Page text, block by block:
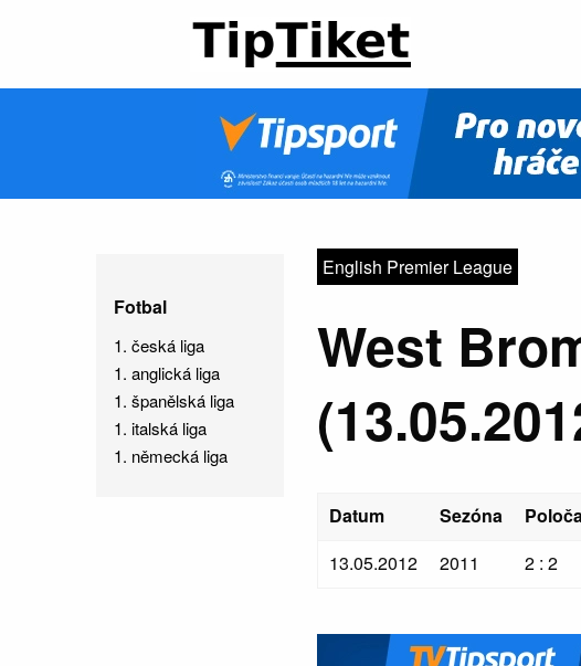
Fotbal
1. česká liga
1. anglická liga
1. španělská liga
1. italská liga
1. německá liga
English Premier League
West
Datum Sezóna
13.05.2012
2011 2 : 2